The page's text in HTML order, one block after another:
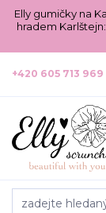
Elly gumičky na
hradem
+420 605 713 969